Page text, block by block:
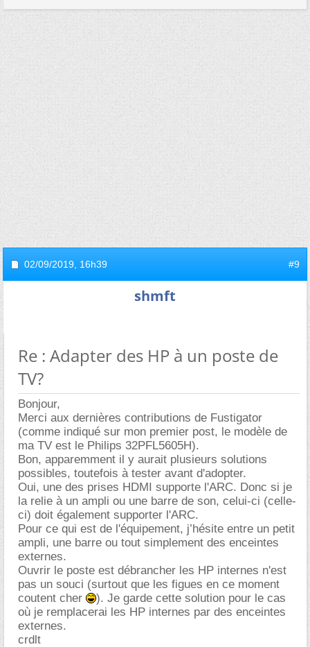
02/09/2019, 16h39 #9
shmft
Re : Adapter des HP à un poste de
TV?
Bonjour,
Merci aux dernières contributions de Fustigator
(comme indiqué sur mon premier post, le modèle de
ma TV est le Philips 32PFL5605H).
Bon, apparemment il y aurait plusieurs solutions
possibles, toutefois à tester avant d'adopter.
Oui, une des prises HDMI supporte l'ARC. Donc si je
la relie à un ampli ou une barre de son, celui-ci (celle-
ci) doit également supporter l'ARC.
Pour ce qui est de l'équipement, j’hésite entre un petit
ampli, une barre ou tout simplement des enceintes
externes.
Ouvrir le poste est débrancher les HP internes n'est
pas un souci (surtout que les figues en ce moment
coutent cher
). Je garde cette solution pour le cas
où je remplacerai les HP internes par des enceintes
externes.
crdlt